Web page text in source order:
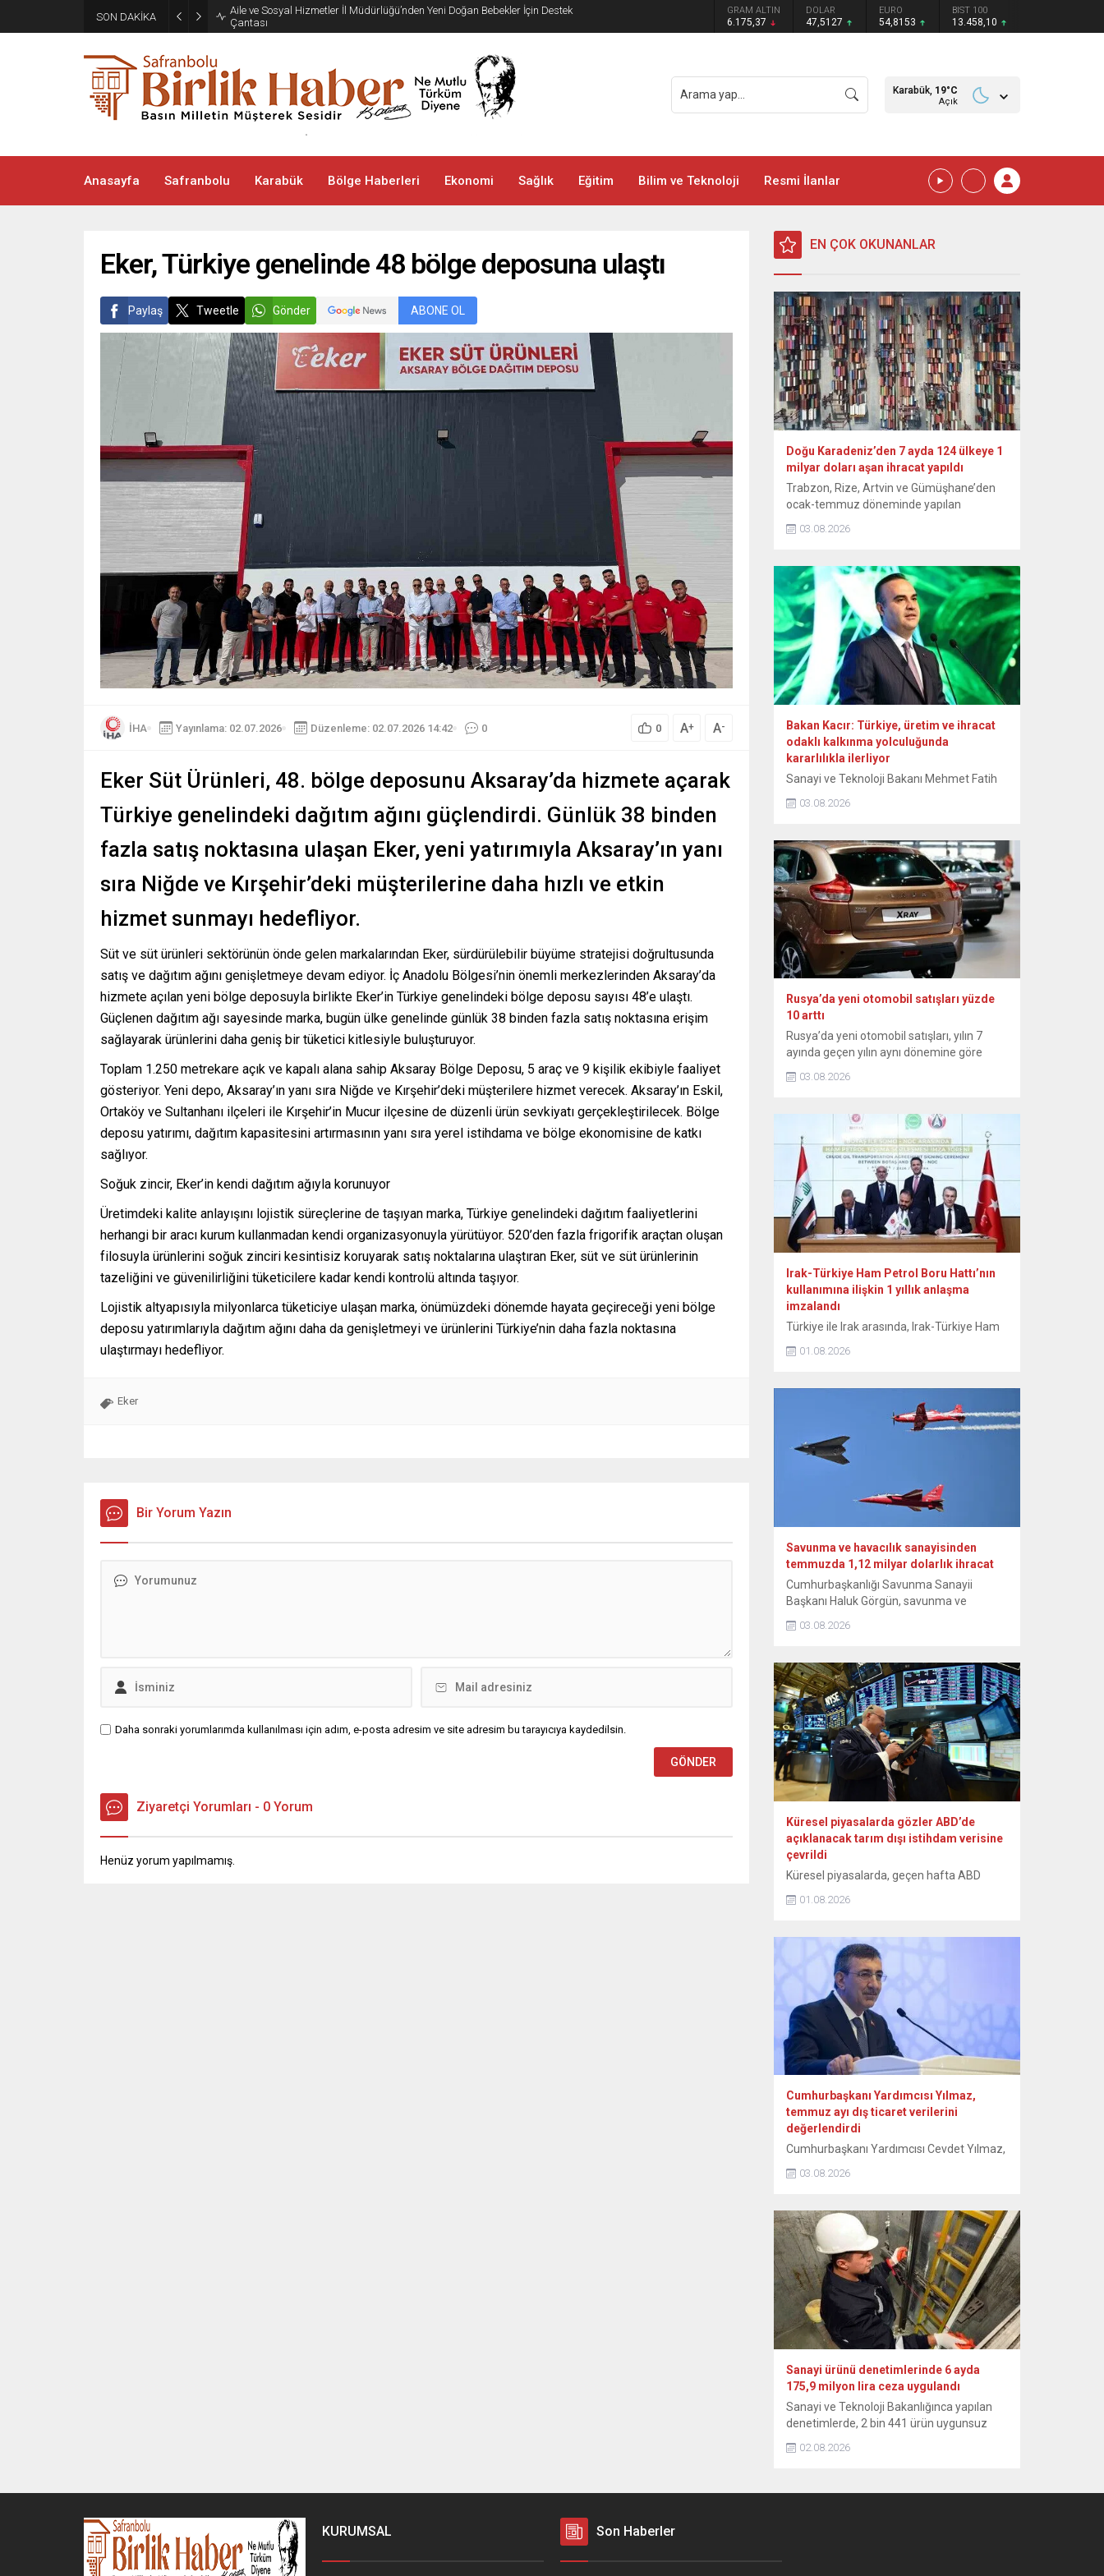
SON DAKİKA
Aile ve Sosyal Hizmetler İl Müdürlüğü’nden Yeni Doğan Bebekler İçin Destek
Çantası
GRAM ALTIN
6.175,37
DOLAR
47,5127
EURO
54,8153
BIST 100
13.458,10
Karabük, 19°C
Açık
Anasayfa Safranbolu Karabük Bölge Haberleri Ekonomi Sağlık Eğitim Bilim ve Teknoloji Resmi İlanlar
Eker, Türkiye genelinde 48 bölge deposuna ulaştı
Paylaş Tweetle Gönder ABONE OL
İHA Yayınlama: 02.07.2026 Düzenleme: 02.07.2026 14:42 0 0 A+ A-
Eker Süt Ürünleri, 48. bölge deposunu Aksaray’da hizmete açarak
Türkiye genelindeki dağıtım ağını güçlendirdi. Günlük 38 binden
fazla satış noktasına ulaşan Eker, yeni yatırımıyla Aksaray’ın yanı
sıra Niğde ve Kırşehir’deki müşterilerine daha hızlı ve etkin
hizmet sunmayı hedefliyor.
Süt ve süt ürünleri sektörünün önde gelen markalarından Eker, sürdürülebilir büyüme stratejisi doğrultusunda
satış ve dağıtım ağını genişletmeye devam ediyor. İç Anadolu Bölgesi’nin önemli merkezlerinden Aksaray’da
hizmete açılan yeni bölge deposuyla birlikte Eker’in Türkiye genelindeki bölge deposu sayısı 48’e ulaştı.
Güçlenen dağıtım ağı sayesinde marka, bugün ülke genelinde günlük 38 binden fazla satış noktasına erişim
sağlayarak ürünlerini daha geniş bir tüketici kitlesiyle buluşturuyor.
Toplam 1.250 metrekare açık ve kapalı alana sahip Aksaray Bölge Deposu, 5 araç ve 9 kişilik ekibiyle faaliyet
gösteriyor. Yeni depo, Aksaray’ın yanı sıra Niğde ve Kırşehir’deki müşterilere hizmet verecek. Aksaray’ın Eskil,
Ortaköy ve Sultanhanı ilçeleri ile Kırşehir’in Mucur ilçesine de düzenli ürün sevkiyatı gerçekleştirilecek. Bölge
deposu yatırımı, dağıtım kapasitesini artırmasının yanı sıra yerel istihdama ve bölge ekonomisine de katkı
sağlıyor.
Soğuk zincir, Eker’in kendi dağıtım ağıyla korunuyor
Üretimdeki kalite anlayışını lojistik süreçlerine de taşıyan marka, Türkiye genelindeki dağıtım faaliyetlerini
herhangi bir aracı kurum kullanmadan kendi organizasyonuyla yürütüyor. 520’den fazla frigorifik araçtan oluşan
filosuyla ürünlerini soğuk zinciri kesintisiz koruyarak satış noktalarına ulaştıran Eker, süt ve süt ürünlerinin
tazeliğini ve güvenilirliğini tüketicilere kadar kendi kontrolü altında taşıyor.
Lojistik altyapısıyla milyonlarca tüketiciye ulaşan marka, önümüzdeki dönemde hayata geçireceği yeni bölge
deposu yatırımlarıyla dağıtım ağını daha da genişletmeyi ve ürünlerini Türkiye’nin daha fazla noktasına
ulaştırmayı hedefliyor.
Eker
Bir Yorum Yazın
Daha sonraki yorumlarımda kullanılması için adım, e-posta adresim ve site adresim bu tarayıcıya kaydedilsin.
Ziyaretçi Yorumları - 0 Yorum
Henüz yorum yapılmamış.
EN ÇOK OKUNANLAR
Doğu Karadeniz’den 7 ayda 124 ülkeye 1
milyar doları aşan ihracat yapıldı
Trabzon, Rize, Artvin ve Gümüşhane’den
ocak-temmuz döneminde yapılan
yüzde 18’lik artışla 1 milyar 92 milyon 760
Karadeniz İhracatçılar Birliği (DKİB)
Yönetim Kurulu Başkanı Selçuk İskender,
yaptığı yazılı açıklamada, bu yılın 7 aylık
döneminde Trabzon’dan 841 milyon 470...
03.08.2026
Bakan Kacır: Türkiye, üretim ve ihracat
odaklı kalkınma yolculuğunda
kararlılıkla ilerliyor
Sanayi ve Teknoloji Bakanı Mehmet Fatih
performansının sürdüğünü belirtti. Kacır,
temmuz ayı ihracat rakamlarını
değerlendirdi. Sanayicinin katma değerli
üretimi sürdürdüğünü ifade eden Kacır,
şunları kaydetti: “İhracatta güçlü
performansımız devam ediyor.
Temmuzda ihracat, geçen yılın aynı ayına
göre yüzde 2,9 artarak 25,6 milyar...
03.08.2026
Rusya’da yeni otomobil satışları yüzde
10 arttı
Rusya’da yeni otomobil satışları, yılın 7
ayında geçen yılın aynı dönemine göre
yüzde 10 artarak 815 bin 100’e ulaştı.
Rusya Sanayi ve Ticaret Bakanlığından
otomobil pazarına ilişkin verilere yer verildi.
Bu yılın ocak-temmuz döneminde yeni
otomobil satışlarının geçen yılın aynı
dönemine göre yüzde 10 artışla 815...
03.08.2026
Irak-Türkiye Ham Petrol Boru Hattı’nın
kullanımına ilişkin 1 yıllık anlaşma
imzalandı
Türkiye ile Irak arasında, Irak-Türkiye Ham
sağlamak amacıyla günlük 750 bin varillik
imzalandı. Enerji ve Tabii Kaynaklar
Bakanlığından yapılan açıklamaya göre,
Enerji ve Tabii Kaynaklar Bakanı Alparslan
Bayraktar, Irak Petrol Bakanı Basim
Muhammed Hüdeyir ve beraberindeki
01.08.2026
Savunma ve havacılık sanayisinden
temmuzda 1,12 milyar dolarlık ihracat
Cumhurbaşkanlığı Savunma Sanayii
Başkanı Haluk Görgün, savunma ve
ayında geçen yılın aynı ayına göre yüzde
gerçekleştirdiğini bildirdi. Görgün, NSosyal
hesabından yaptığı paylaşımda, Türk
savunma ve havacılık sanayisi sektörünün
ihracat verilerine ilişkin bilgi verdi. Sektörün
temmuz ayında da ihracattaki istikrarlı
yükselişini...
03.08.2026
Küresel piyasalarda gözler ABD’de
açıklanacak tarım dışı istihdam verisine
çevrildi
Küresel piyasalarda, geçen hafta ABD
merkez bankalarının faiz kararları, Orta
gelişmelerle karışık seyir izlenirken, gözler
ABD’de açıklanacak tarım dışı istihdam
verisine çevrildi. Orta Doğu’ya ilişkin haber
akışından gelen karışık sinyaller, teknoloji
hisselerindeki sert dalgalanmalar,
açıklanan bilançolar ve önde gelen
merkez...
01.08.2026
Cumhurbaşkanı Yardımcısı Yılmaz,
temmuz ayı dış ticaret verilerini
değerlendirdi
Cumhurbaşkanı Yardımcısı Cevdet Yılmaz,
“Çatışma ortamının etkisiyle dünya
ticaretindeki zayıf görünümün sürdüğü bu
altyapısı sayesinde yüksek seviyesini
sürdürmektedir.” ifadesini kullandı. Yılmaz,
NSosyal hesabından, temmuz ayı dış
ticaret verilerine ilişkin paylaşımda
bulundu. “Küresel belirsizlikler ve çatışma
ortamının etkisiyle dünya ticaretindeki
zayıf görünümün sürdüğü bu dönemde,
Türkiye’nin...
03.08.2026
Sanayi ürünü denetimlerinde 6 ayda
175,9 milyon lira ceza uygulandı
Sanayi ve Teknoloji Bakanlığınca yapılan
denetimlerde, 2 bin 441 ürün uygunsuz
hakkında toplatma kararı ver Sanayi ve
02.08.2026
KURUMSAL Son Haberler